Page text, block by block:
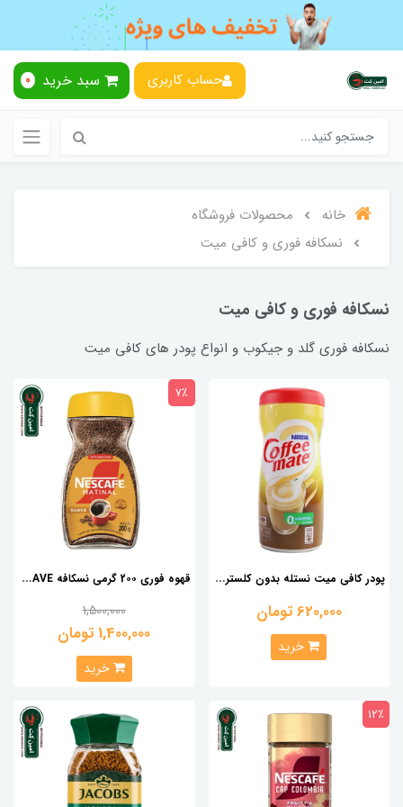
حساب کاربری سبد خرید 0
خانه
محصولات فروشگاه
نسکافه فوری و کافی میت
نسکافه فوری و کافی میت
نسکافه فوری گلد و جیکوب و انواع پودر های کافی میت
پ
ودر کافی میت نستله بدون کلسترول 400 گرم
620,000 تومان
خرید
ق
هوه فوری 2۰۰ گرمی نسکافه Nescafe Matinal SUAVE
1,500,000
1,400,000 تومان
7٪
خرید
12٪